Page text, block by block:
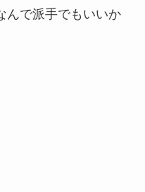
んで派手でもいいか